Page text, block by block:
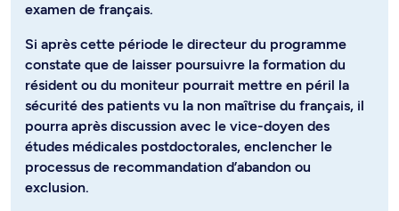
examen de français.
Si après cette période le directeur du programme
constate que de laisser poursuivre la formation du
résident ou du moniteur pourrait mettre en péril la
sécurité des patients vu la non maîtrise du français, il
pourra après discussion avec le vice-doyen des
études médicales postdoctorales, enclencher le
processus de recommandation d’abandon ou
exclusion.